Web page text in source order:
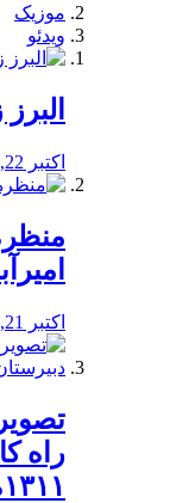
موزیک
ویدئو
البرز
اکتبر 22, 2019
اکتبر 21, 2019
راه
۱۳۱۱ه ش